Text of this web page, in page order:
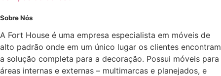
Sobre Nós
A Fort House é uma empresa especialista em móveis de
alto padrão onde em um único lugar os clientes encontram
a solução completa para a decoração. Possui móveis para
áreas internas e externas – multimarcas e planejados, e